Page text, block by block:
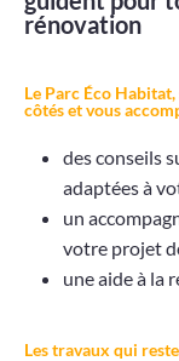
rénovation
Le Parc Éco
côtés et vous
des conseils
adaptées à
un
votre projet
une aide à la
Les travaux qui
Infor’Monts, le